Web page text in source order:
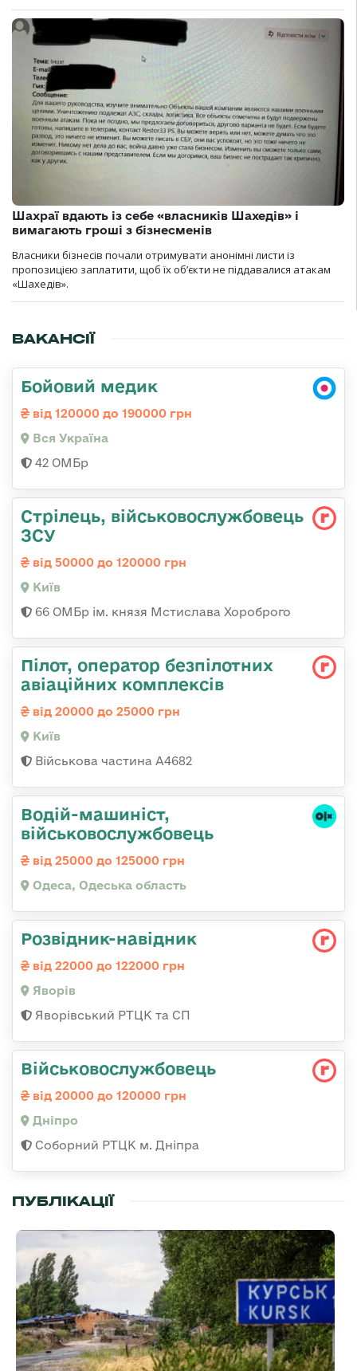
Шахраї вдають із себе «власників Шахедів» і
вимагають гроші з бізнесменів
Власники бізнесів почали отримувати анонімні листи із
пропозицією заплатити, щоб їх об’єкти не піддавалися атакам
«Шахедів».
ВАКАНСІЇ
Бойовий медик
від 120000 до 190000 грн
Вся Україна
42 ОМБр
Стрілець, військовослужбовець
ЗСУ
від 50000 до 120000 грн
Київ
66 ОМБр ім. князя Мстислава Хороброго
Пілот, оператор безпілотних
авіаційних комплексів
від 20000 до 25000 грн
Київ
Військова частина А4682
Водій-машиніст,
військовослужбовець
від 25000 до 125000 грн
Одеса, Одеська область
Розвідник-навідник
від 22000 до 122000 грн
Яворів
Яворівський РТЦК та СП
Військовослужбовець
від 20000 до 120000 грн
Дніпро
Соборний РТЦК м. Дніпра
ПУБЛІКАЦІЇ